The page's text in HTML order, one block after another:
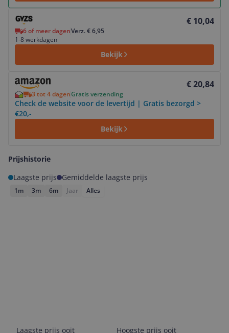
€ 10,04
6 of meer dagenVerz. € 6,95
1-8 werkdagen
Bekijk
Bekijk product
€ 20,84
3 tot 4 dagenGratis verzending
Check de website voor de levertijd | Gratis bezorgd >
€20,-
Bekijk
Bekijk product
Prijshistorie
Laagste prijs
Gemiddelde laagste prijs
1m 3m 6m Jaar Alles
Laagste prijs ooit
Hoogste prijs ooit